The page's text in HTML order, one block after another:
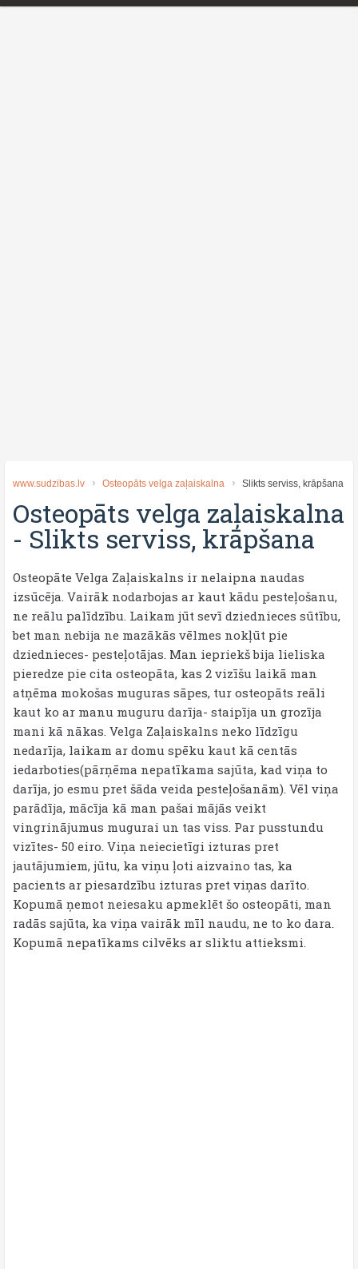
www.sudzibas.lv Osteopāts velga zaļaiskalna Slikts serviss, krāpšana
Osteopāts velga zaļaiskalna
- Slikts serviss, krāpšana
Osteopāte Velga Zaļaiskalns ir nelaipna naudas
izsūcēja. Vairāk nodarbojas ar kaut kādu pesteļošanu,
ne reālu palīdzību. Laikam jūt sevī dziednieces sūtību,
bet man nebija ne mazākās vēlmes nokļūt pie
dziednieces- pesteļotājas. Man iepriekš bija lieliska
pieredze pie cita osteopāta, kas 2 vizīšu laikā man
atņēma mokošas muguras sāpes, tur osteopāts reāli
kaut ko ar manu muguru darīja- staipīja un grozīja
mani kā nākas. Velga Zaļaiskalns neko līdzīgu
nedarīja, laikam ar domu spēku kaut kā centās
iedarboties(pārņēma nepatīkama sajūta, kad viņa to
darīja, jo esmu pret šāda veida pesteļošanām). Vēl viņa
parādīja, mācīja kā man pašai mājās veikt
vingrinājumus mugurai un tas viss. Par pusstundu
vizītes- 50 eiro. Viņa neiecietīgi izturas pret
jautājumiem, jūtu, ka viņu ļoti aizvaino tas, ka
pacients ar piesardzību izturas pret viņas darīto.
Kopumā ņemot neiesaku apmeklēt šo osteopāti, man
radās sajūta, ka viņa vairāk mīl naudu, ne to ko dara.
Kopumā nepatīkams cilvēks ar sliktu attieksmi.